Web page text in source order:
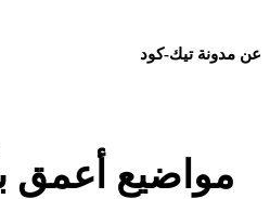
عن مدونة تيك-كود
مواضيع أعمق